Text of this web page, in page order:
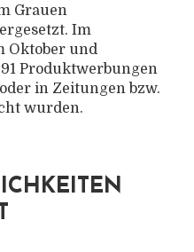
Grauen
Im
Oktober und
Produktwerbungen
in Zeitungen bzw.
wurden.